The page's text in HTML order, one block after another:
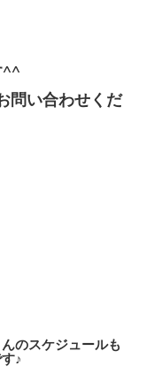
^^
問い合わせくだ
のスケジュールも
♪